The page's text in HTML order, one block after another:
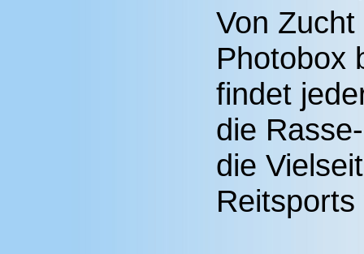
Von
Photobox
findet
die
die
Reitsports